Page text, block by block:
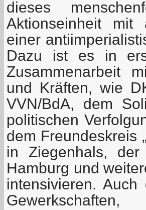
dieses
Aktionseinheit mit
einer
Dazu ist es in
Zusammenarbeit
und Kräften, wie
VVN/BdA, dem
politischen
dem Freundeskreis
in Ziegenhals,
Hamburg und
intensivieren.